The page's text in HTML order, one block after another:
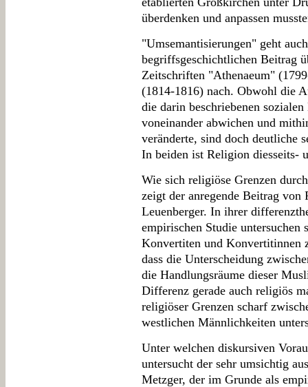
überdenken und anpassen
"Umsemantisierungen" geht
begriffsgeschichtlichen Beitrag
Zeitschriften "Athenaeum"
(1814-1816) nach. Obwohl die
die darin beschriebenen
voneinander abwichen und
veränderte, sind doch deutliche
In beiden ist Religion diesseits-
Wie sich religiöse Grenzen
zeigt der anregende Beitrag von
Leuenberger. In ihrer
empirischen Studie untersuchen
Konvertiten und Konvertitinnen
dass die Unterscheidung
die Handlungsräume dieser
Differenz gerade auch religiös
religiöser Grenzen scharf
westlichen Männlichkeiten
Unter welchen diskursiven
untersucht der sehr umsichtig
Metzger, der im Grunde als